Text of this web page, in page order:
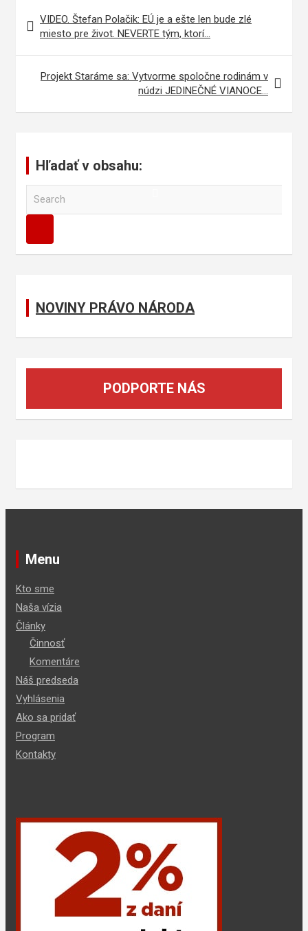
Navigácia
článku
VIDEO. Štefan Polačik: EÚ je a ešte len bude zlé
miesto pre život. NEVERTE tým, ktorí…
Projekt Staráme sa: Vytvorme spoločne rodinám v
núdzi JEDINEČNÉ VIANOCE…
Hľadať v obsahu:
a
NOVINY PRÁVO NÁRODA
PODPORTE NÁS
Menu
Kto sme
Naša vízia
Články
Činnosť
Komentáre
Náš predseda
Vyhlásenia
Ako sa pridať
Program
Kontakty